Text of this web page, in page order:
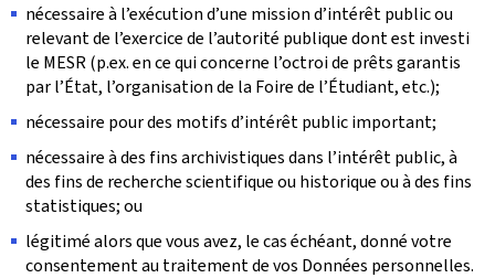
nécessaire à l’exécution d’une mission d’intérêt public ou
relevant de l’exercice de l’autorité publique dont est investi
le MESR (p.ex. en ce qui concerne l’octroi de prêts garantis
par l’État, l’organisation de la Foire de l’Étudiant, etc.);
nécessaire pour des motifs d’intérêt public important;
nécessaire à des fins archivistiques dans l’intérêt public, à
des fins de recherche scientifique ou historique ou à des fins
statistiques; ou
légitimé alors que vous avez, le cas échéant, donné votre
consentement au traitement de vos Données personnelles.